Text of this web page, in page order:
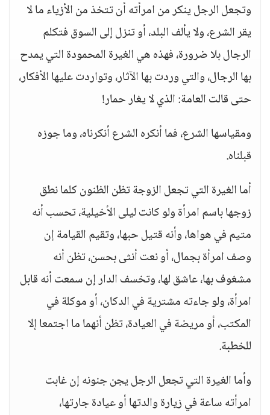
وتجعل الرجل ينكر من امرأته أن تتخذ من الأزياء ما لا
يقر الشرع، ولا يألف البلد، أو تنزل إلى السوق فتكلم
الرجال بلا ضرورة، فهذه هي الغيرة المحمودة التي يمدح
بها الرجال، والتي وردت بها الآثار، وتواردت عليها الأفكار،
حتى قالت العامة: الذي لا يغار حمار!
ومقياسها الشرع، فما أنكره الشرع أنكرناه، وما جوزه
قبلناه.
أما الغيرة التي تجعل الزوجة تظن الظنون كلما نطق
زوجها باسم امرأة ولو كانت ليلى الأخيلية، تحسب أنه
متيم في هواها، وأنه قتيل حبها، وتقيم القيامة إن
وصف امرأة بجمال، أو نعت أنثى بحسن، تظن أنه
مشغوف بها، عاشق لها، وتخسف الدار إن سمعت أنه قابل
امرأة، ولو جاءته مشترية في الدكان، أو موكلة في
المكتب، أو مريضة في العيادة، تظن أنهما ما اجتمعا إلا
للخطبة.
وأما الغيرة التي تجعل الرجل يجن جنونه إن غابت
امرأته ساعة في زيارة والدتها أو عيادة جارتها،